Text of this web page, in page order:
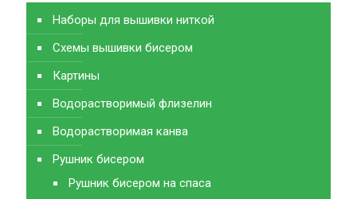
Наборы для вышивки ниткой
Схемы вышивки бисером
Картины
Водорастворимый флизелин
Водорастворимая канва
Рушник бисером
Рушник бисером на спаса